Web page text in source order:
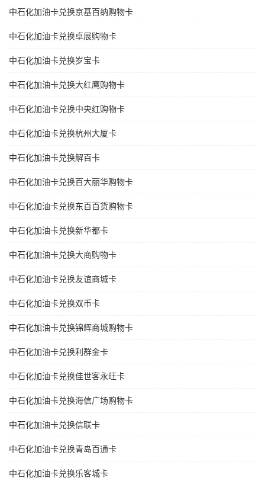
中石化加油卡兑换京基百纳购物卡
中石化加油卡兑换卓展购物卡
中石化加油卡兑换岁宝卡
中石化加油卡兑换大红鹰购物卡
中石化加油卡兑换中央红购物卡
中石化加油卡兑换杭州大厦卡
中石化加油卡兑换解百卡
中石化加油卡兑换百大丽华购物卡
中石化加油卡兑换东百百货购物卡
中石化加油卡兑换新华都卡
中石化加油卡兑换大商购物卡
中石化加油卡兑换友谊商城卡
中石化加油卡兑换双币卡
中石化加油卡兑换锦辉商城购物卡
中石化加油卡兑换利群金卡
中石化加油卡兑换佳世客永旺卡
中石化加油卡兑换海信广场购物卡
中石化加油卡兑换信联卡
中石化加油卡兑换青岛百通卡
中石化加油卡兑换乐客城卡